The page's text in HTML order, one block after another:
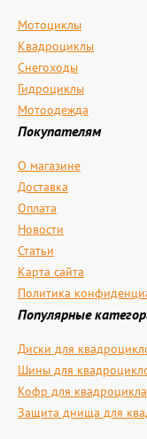
Мотоциклы
Квадроциклы
Снегоходы
Гидроциклы
Мотоодежда
Покупателям
О магазине
Доставка
Оплата
Новости
Статьи
Карта сайта
Политика
Популярные
Диски для
Шины для
Кофр для квадроцикла
Защита днища для